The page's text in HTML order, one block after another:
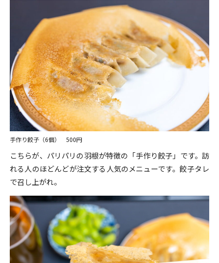
手作り餃子（6個） 500円
こちらが、パリパリの羽根が特徴の「手作り餃子」です。訪
れる人のほどんどが注文する人気のメニューです。餃子タレ
で召し上がれ。